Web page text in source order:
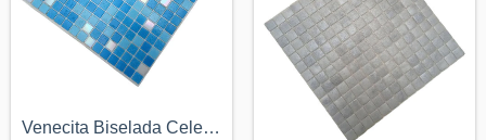
Venecita Biselada Celeste Y Blanco Torna...